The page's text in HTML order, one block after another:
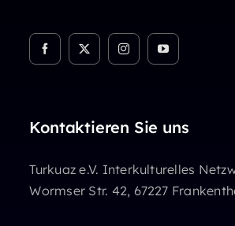
Kontaktieren Sie uns
Turkuaz e.V. Interkulturelles
Wormser Str. 42, 67227